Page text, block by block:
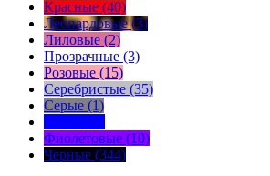
Красные (40)
Леопардовые (3)
Лиловые (2)
Прозрачные (3)
Розовые (15)
Серебристые (35)
Серые (1)
Фиолетовые (10)
Черные (344)